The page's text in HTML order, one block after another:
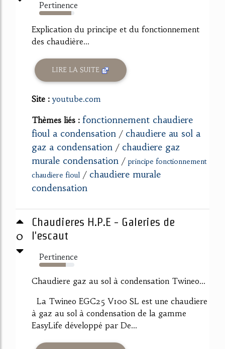
Pertinence
91%
Explication du principe et du fonctionnement
des chaudière...
LIRE LA SUITE
Site :youtube.com
Thèmes liés : fonctionnement chaudiere
fioul a condensation / chaudiere au sol a
gaz a condensation / chaudiere gaz
murale condensation / principe fonctionnement
chaudiere fioul / chaudiere murale
condensation
0
Chaudieres H.P.E - Galeries de
l'escaut
Pertinence
75%
Chaudiere gaz au sol à condensation Twineo...
La Twineo EGC25 V100 SL est une chaudiere
à gaz au sol à condensation de la gamme
EasyLife développé par De...